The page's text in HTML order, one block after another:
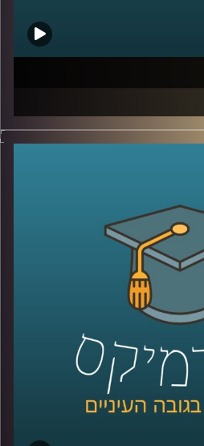
כלי נגינה שבחיים לא ראיתם ותוך
בו שירים. עכשיו אתם יכולים
מבית הספר ליזמות כאן
על יזמות מוזיקאלית –
על מחשבים שמלחינים מוזיקה